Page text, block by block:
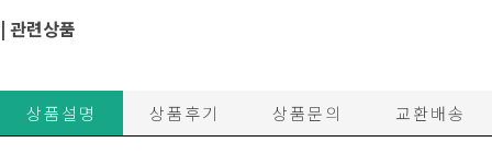
| 관련상품
상품설명 상품후기 상품문의 교환배송